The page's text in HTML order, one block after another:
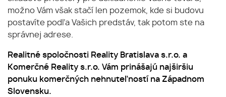
možno Vám však stačí len pozemok, kde si budovu
postavíte podľa Vašich predstáv, tak potom ste na
správnej adrese.
Realitné spoločnosti Reality Bratislava s.r.o. a
Komerčné Reality s.r.o. Vám prinášajú najširšiu
ponuku komerčných nehnuteľností na Západnom
Slovensku.